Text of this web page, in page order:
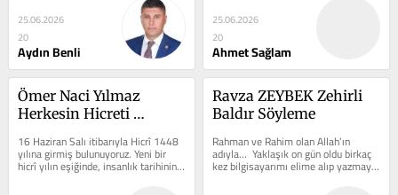
25.06.2026
20
Aydın Benli
25.06.2026
20
Ahmet Sağlam
Ömer Naci Yılmaz
Herkesin Hicreti
16 Haziran Salı itibarıyla Hicrî 1448
yılına girmiş bulunuyoruz. Yeni bir
hicrî yılın eşiğinde, insanlık tarihinin
en büyük...
Ravza ZEYBEK Zehirli
Baldır Söyleme
Rahman ve Rahim olan Allah’ın
adıyla…  Yaklaşık on gün oldu birkaç
kez bilgisayarımı elime alıp yazmaya
başladım. Yarım bıraktım,...